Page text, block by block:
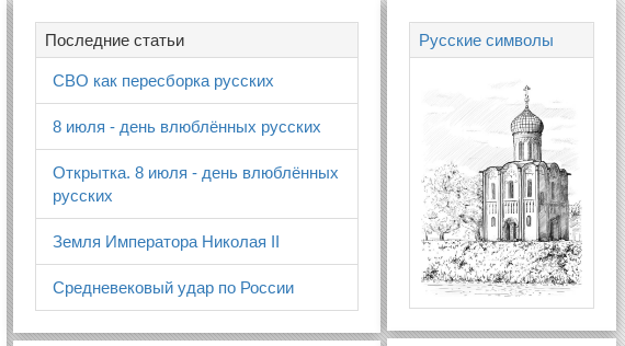
Последние статьи
СВО как пересборка русских
8 июля - день влюблённых русских
Открытка. 8 июля - день влюблённых
русских
Земля Императора Николая II
Средневековый удар по России
Русские символы